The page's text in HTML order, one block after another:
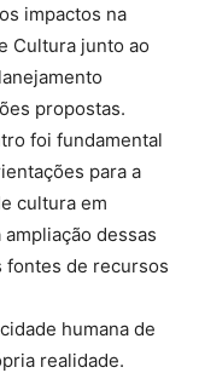
impactos na
Cultura junto ao
propostas.
foi fundamental
para a
cultura em
dessas
fontes de recursos
humana de
realidade.